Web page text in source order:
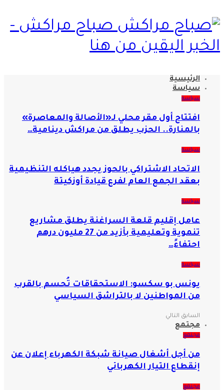
صباح مراكش -
الخبر اليقين من هنا
الرئيسية
سياسة
سياسة
افتتاح أول مقر محلي لـ«الأصالة والمعاصرة»
بالمنارة.. الحزب يطلق من مراكش دينامية…
سياسة
الاتحاد الاشتراكي بالحوز يجدد هياكله التنظيمية
بعقد الجمع العام لفرع قيادة أوزكيتة
سياسة
عامل إقليم قلعة السراغنة يطلق مشاريع
تنموية وتعليمية بأزيد من 27 مليون درهم
احتفاءً…
سياسة
يونس بو سكسو: الاستحقاقات تُحسم بالقرب
من المواطنين لا بالتراشق السياسي
السابق التالي
مجتمع
مجتمع
من أجل أشغال صيانة شبكة الكهرباء إعلان عن
إنقطاع التيار الكهربائي
مجتمع